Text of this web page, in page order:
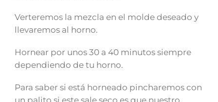
Verteremos la mezcla en el molde deseado y
llevaremos al horno.
Hornear por unos 30 a 40 minutos siempre
dependiendo de tu horno.
Para saber si está horneado pincharemos con
un palito si este sale seco es que nuestro